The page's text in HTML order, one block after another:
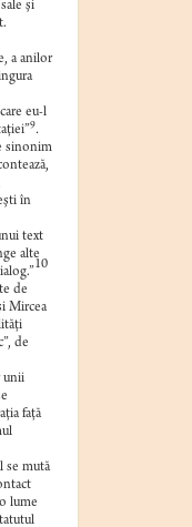
şi
a anilor
eu-l
9.
sinonim
în
text
alte
10
de
Mircea
de
unii
faţă
se mută
lume